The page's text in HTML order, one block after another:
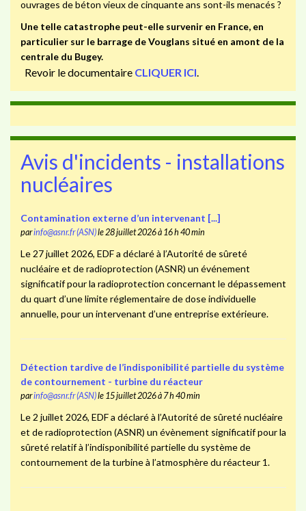
ouvrages de béton vieux de cinquante ans sont-ils menacés ?
Une telle catastrophe peut-elle survenir en France, en
particulier sur le barrage de Vouglans situé en amont de la
centrale du Bugey.
Revoir le documentaire CLIQUER ICI.
Avis d'incidents - installations
nucléaires
Contamination externe d’un intervenant [...]
parinfo@asnr.fr (ASN)le 28 juillet 2026 à 16 h 40 min
Le 27 juillet 2026, EDF a déclaré à l’Autorité de sûreté
nucléaire et de radioprotection (ASNR) un événement
significatif pour la radioprotection concernant le dépassement
du quart d’une limite réglementaire de dose individuelle
annuelle, pour un intervenant d’une entreprise extérieure.
Détection tardive de l’indisponibilité partielle du système
de contournement - turbine du réacteur
parinfo@asnr.fr (ASN)le 15 juillet 2026 à 7 h 40 min
Le 2 juillet 2026, EDF a déclaré à l’Autorité de sûreté nucléaire
et de radioprotection (ASNR) un évènement significatif pour la
sûreté relatif à l’indisponibilité partielle du système de
contournement de la turbine à l’atmosphère du réacteur 1.